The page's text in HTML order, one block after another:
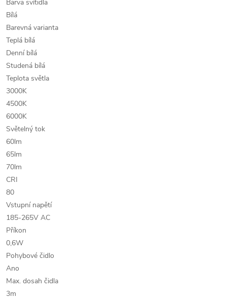
Barva svítidla
Bílá
Barevná varianta
Teplá bílá
Denní bílá
Studená bílá
Teplota světla
3000K
4500K
6000K
Světelný tok
60lm
65lm
70lm
CRI
80
Vstupní napětí
185-265V AC
Příkon
0,6W
Pohybové čidlo
Ano
Max. dosah čidla
3m